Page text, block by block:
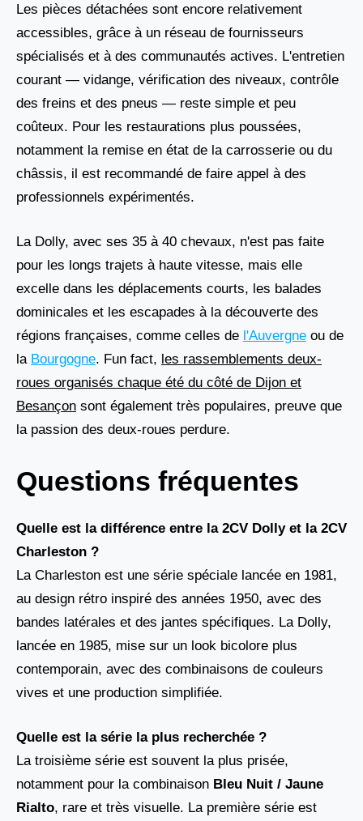
Les pièces détachées sont encore relativement
accessibles, grâce à un réseau de fournisseurs
spécialisés et à des communautés actives. L'entretien
courant — vidange, vérification des niveaux, contrôle
des freins et des pneus — reste simple et peu
coûteux. Pour les restaurations plus poussées,
notamment la remise en état de la carrosserie ou du
châssis, il est recommandé de faire appel à des
professionnels expérimentés.
La Dolly, avec ses 35 à 40 chevaux, n'est pas faite
pour les longs trajets à haute vitesse, mais elle
excelle dans les déplacements courts, les balades
dominicales et les escapades à la découverte des
régions françaises, comme celles de l'Auvergne ou de
la Bourgogne. Fun fact, les rassemblements deux-
roues organisés chaque été du côté de Dijon et
Besançon sont également très populaires, preuve que
la passion des deux-roues perdure.
Questions fréquentes
Quelle est la différence entre la 2CV Dolly et la 2CV
Charleston ?
La Charleston est une série spéciale lancée en 1981,
au design rétro inspiré des années 1950, avec des
bandes latérales et des jantes spécifiques. La Dolly,
lancée en 1985, mise sur un look bicolore plus
contemporain, avec des combinaisons de couleurs
vives et une production simplifiée.
Quelle est la série la plus recherchée ?
La troisième série est souvent la plus prisée,
notamment pour la combinaison Bleu Nuit / Jaune
Rialto, rare et très visuelle. La première série est